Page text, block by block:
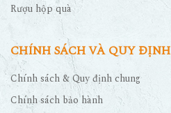
Rượu hộp quà
CHÍNH SÁCH VÀ QUY ĐỊNH
Chính sách & Quy định chung
Chính sách bảo hành